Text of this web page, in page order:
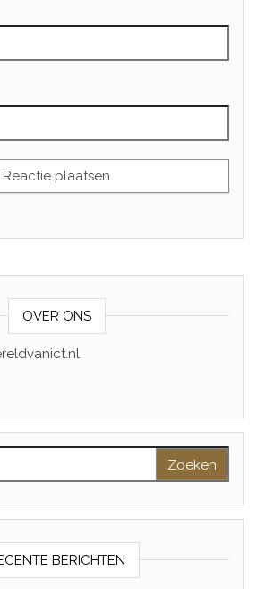
OVER ONS
BERICHTEN